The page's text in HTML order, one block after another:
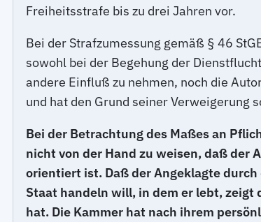
Freiheitsstrafe bis zu drei Jahren vor.
Bei der Strafzumessung gemäß § 46
sowohl bei der Begehung der
andere Einfluß zu nehmen, noch die
und hat den Grund seiner Verweigerung
Bei der Betrachtung des Maßes an
nicht von der Hand zu weisen, daß der
orientiert ist. Daß der Angeklagte
Staat handeln will, in dem er lebt, zeigt
hat. Die Kammer hat nach ihrem